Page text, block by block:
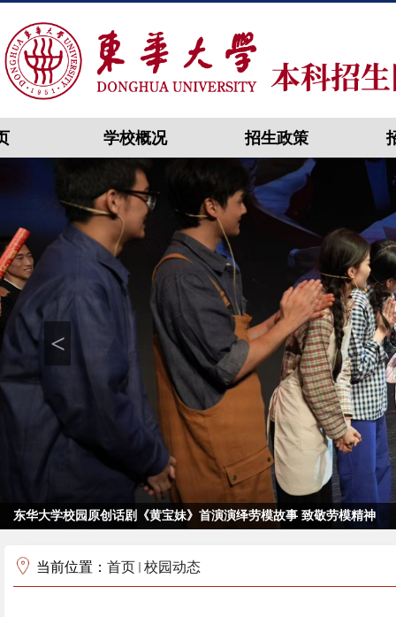
学校概况 招生政策
东华大学校园原创话剧《黄宝妹》首演演绎劳模故事 致敬劳模精神
<
当前位置： 首页 校园动态